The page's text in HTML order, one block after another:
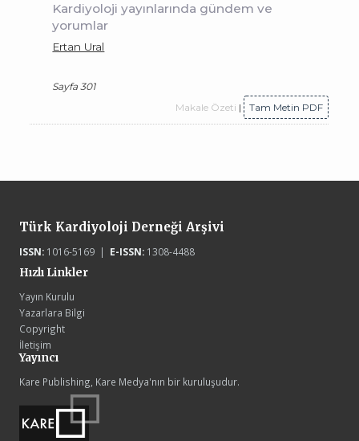
Kardiyoloji yayınlarında gündem ve
yorumlar
Ertan Ural
Sayfa 301
Makale Özeti | Tam Metin PDF
Türk Kardiyoloji Derneği Arşivi
ISSN:1016-5169 | E-ISSN:1308-4488
Hızlı Linkler
Yayın Kurulu
Yazarlara Bilgi
Copyright
İletişim
Yayıncı
Kare Publishing, Kare Medya'nın bir kuruluşudur.